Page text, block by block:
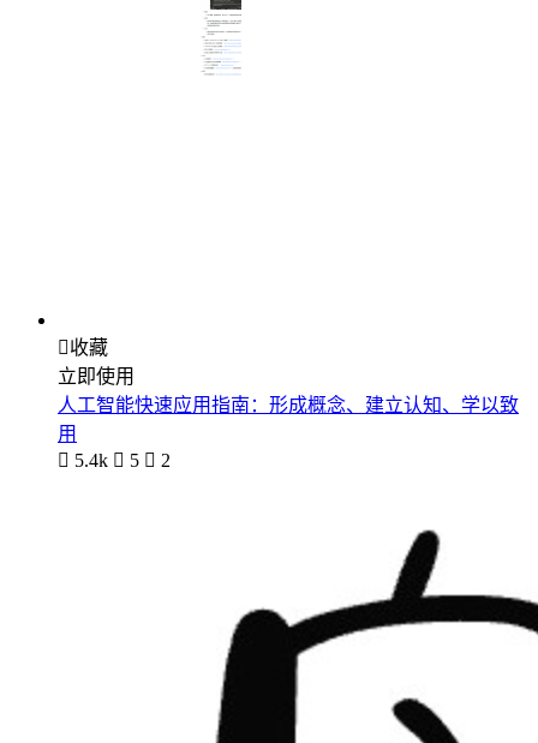
收藏
立即使用
人工智能快速应用指南：形成概念、建立认知、学以致
用
 5.4k  5  2